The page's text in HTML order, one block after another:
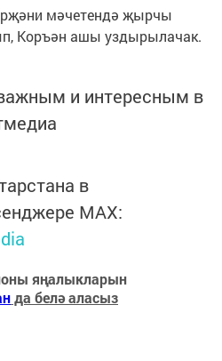
мәчетендә җырчы
Коръән ашы уздырылачак.
и интересным в
в
MАХ:
яңалыкларын
да белә аласыз